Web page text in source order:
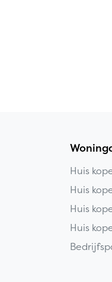
Huis
Huis
Huis
Huis